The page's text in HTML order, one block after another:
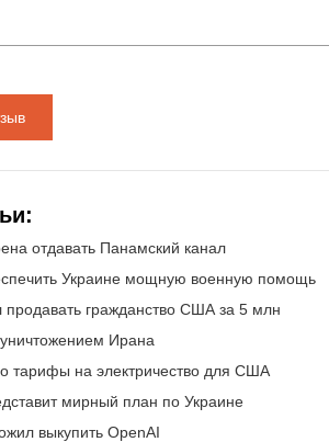
отдавать Панамский канал
Украине мощную военную помощь
гражданство США за 5 млн
Ирана
тарифы на электричество для США
мирный план по Украине
выкупить OpenAI